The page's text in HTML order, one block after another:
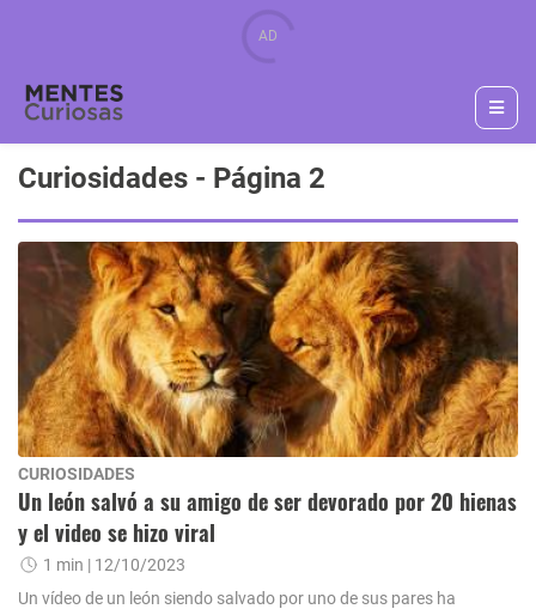
Curiosidades - Página 2
CURIOSIDADES
Un león salvó a su amigo de ser devorado por 20 hienas
y el video se hizo viral
1 min | 12/10/2023
Un vídeo de un león siendo salvado por uno de sus pares ha